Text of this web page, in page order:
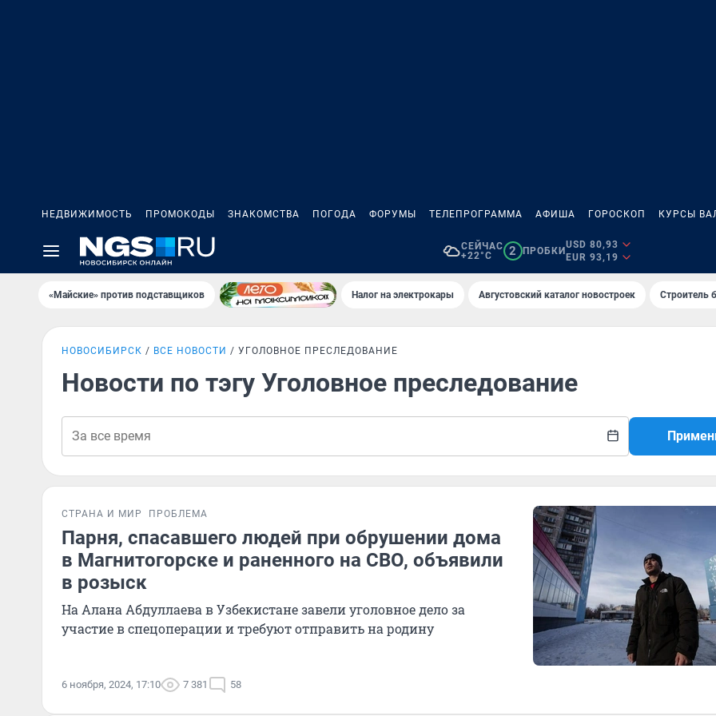
НЕДВИЖИМОСТЬ ПРОМОКОДЫ ЗНАКОМСТВА ПОГОДА ФОРУМЫ ТЕЛЕПРОГРАММА АФИША ГОРОСКОП КУРСЫ
СЕЙЧАС
+22°C
2 ПРОБКИ
USD 80,93
EUR 93,19
«Майские» против подставщиков Налог на электрокары Августовский каталог новостроек Строитель
НОВОСИБИРСК ВСЕ НОВОСТИ УГОЛОВНОЕ ПРЕСЛЕДОВАНИЕ
Новости по тэгу Уголовное преследование
СТРАНА И МИР ПРОБЛЕМА
Парня, спасавшего людей при обрушении дома
в Магнитогорске и раненного на СВО, объявили
в розыск
На Алана Абдуллаева в Узбекистане завели уголовное дело за
участие в спецоперации и требуют отправить на родину
6 ноября, 2024, 17:10 7 381 58